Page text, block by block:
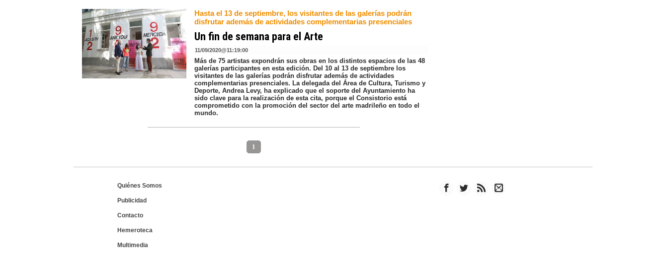
Hasta el 13 de septiembre, los visitantes de las galerías podrán
disfrutar además de actividades complementarias presenciales
Un fin de semana para el Arte
11/09/2020@11:19:00
Más de 75 artistas expondrán sus obras en los distintos espacios de las 48
galerías participantes en esta edición. Del 10 al 13 de septiembre los
visitantes de las galerías podrán disfrutar además de actividades
complementarias presenciales. La delegada del Área de Cultura, Turismo y
Deporte, Andrea Levy, ha explicado que el soporte del Ayuntamiento ha
sido clave para la realización de esta cita, porque el Consistorio está
comprometido con la promoción del sector del arte madrileño en todo el
mundo.
1
Quiénes Somos
Publicidad
Contacto
Hemeroteca
Multimedia